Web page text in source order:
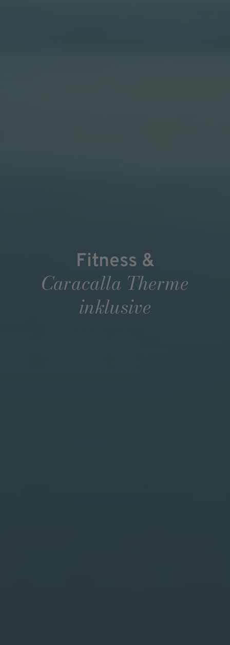
Fitness &
Caracalla Therme
inklusive